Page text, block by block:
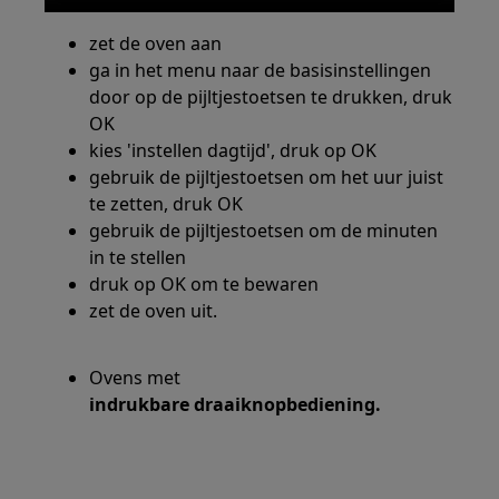
zet de oven aan
ga in het menu naar de basisinstellingen
door op de pijltjestoetsen te drukken, druk
OK
kies 'instellen dagtijd', druk op OK
gebruik de pijltjestoetsen om het uur juist
te zetten, druk OK
gebruik de pijltjestoetsen om de minuten
in te stellen
druk op OK om te bewaren
zet de oven uit.
Ovens met
indrukbare draaiknopbediening.